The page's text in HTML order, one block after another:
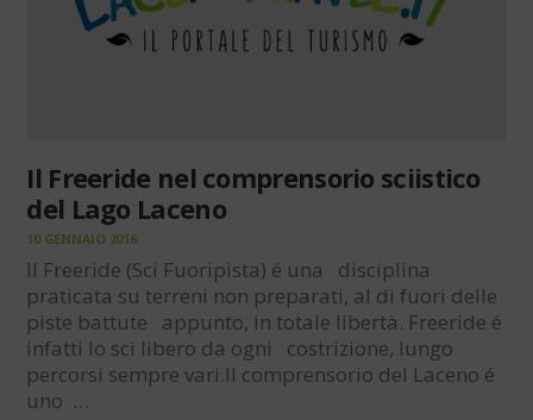
Il Freeride nel comprensorio sciistico
del Lago Laceno
10 GENNAIO 2016
Il Freeride (Sci Fuoripista) é una disciplina
praticata su terreni non preparati, al di fuori delle
piste battute appunto, in totale libertà. Freeride é
infatti lo sci libero da ogni costrizione, lungo
percorsi sempre vari.Il comprensorio del Laceno é
uno …